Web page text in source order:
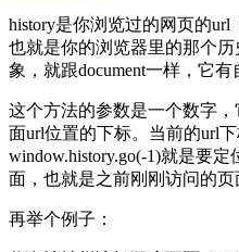
history是你浏览过的网页的url
也就是你的浏览器里的那个
象，就跟document一样，它
这个方法的参数是一个数字
面url位置的下标。当前的url
window.history.go(-1)就是要
面，也就是之前刚刚访问的页
再举个例子：